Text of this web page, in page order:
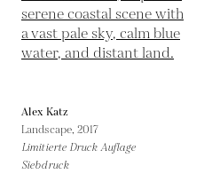
Alex Katz
Landscape,2017
Limitierte Druck Auflage
Siebdruck